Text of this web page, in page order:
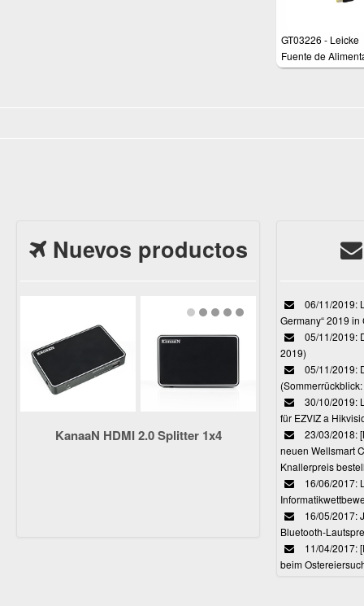
GT03226 - Leicke
Fuente de
Ultra Slim 20V
Nuevos productos
KanaaN HDMI 2.0 Splitter 1x4
06/11/2019:
Germany“ 2019
05/11/2019:
2019)
05/11/2019:
30/10/2019:
für EZVIZ a
23/03/2018:
neuen Wellsmart
Knallerpreis
16/06/2017:
16/05/2017:
Bluetooth-
11/04/2017:
beim